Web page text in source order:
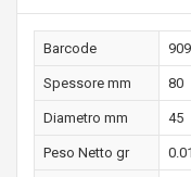
Barcode
Spessore mm 80
Diametro mm 45
Peso Netto gr